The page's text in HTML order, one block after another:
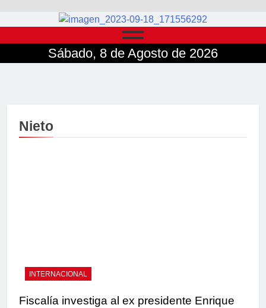
Sábado, 8 de Agosto de 2026
Nieto
INTERNACIONAL
Fiscalía investiga al ex presidente Enrique